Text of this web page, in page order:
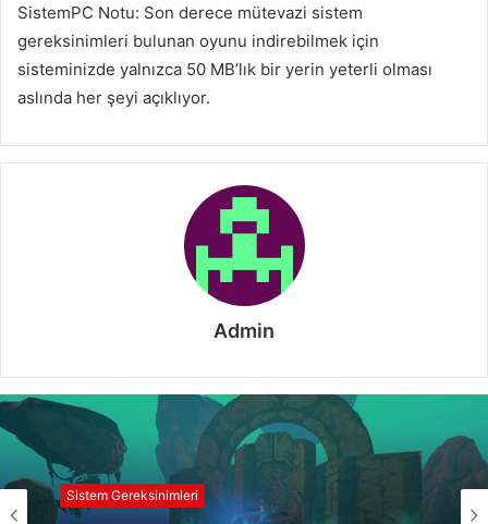
SistemPC Notu: Son derece mütevazi sistem
gereksinimleri bulunan oyunu indirebilmek için
sisteminizde yalnızca 50 MB’lık bir yerin yeterli olması
aslında her şeyi açıklıyor.
Admin
Sistem Gereksinimleri